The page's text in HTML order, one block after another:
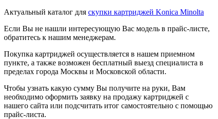
Актуальный каталог для скупки картриджей Konica Minolta
Если Вы не нашли интересующую Вас модель в прайс-листе,
обратитесь к нашим менеджерам.
Покупка картриджей осуществляется в нашем приемном
пункте, а также возможен бесплатный выезд специалиста в
пределах города Москвы и Московской области.
Чтобы узнать какую сумму Вы получите на руки, Вам
необходимо оформить заявку на продажу картриджей с
нашего сайта или подсчитать итог самостоятельно с помощью
прайс-листа.